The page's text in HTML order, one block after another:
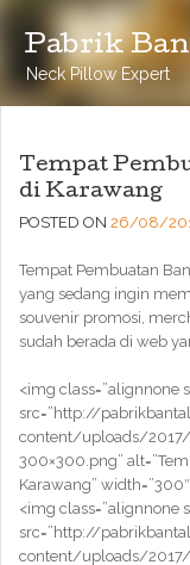
Pabrik
Neck Pillow Expert
Tempat
di Karawang
POSTED ON 26/08/
Tempat Pembuatan
yang sedang ingin
souvenir promosi,
sudah berada di web
<img
src=”http://
content/uploads/
300×300.png”
Karawang”
<img
src=”http://
content/uploads/